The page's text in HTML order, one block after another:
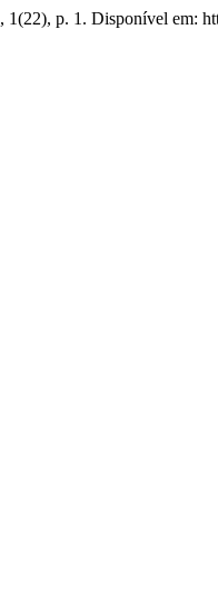
, 1(22), p. 1. Disponível em: